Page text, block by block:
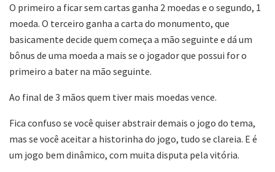
O primeiro a ficar sem cartas ganha 2 moedas e o segundo, 1
moeda. O terceiro ganha a carta do monumento, que
basicamente decide quem começa a mão seguinte e dá um
bônus de uma moeda a mais se o jogador que possui for o
primeiro a bater na mão seguinte.
Ao final de 3 mãos quem tiver mais moedas vence.
Fica confuso se você quiser abstrair demais o jogo do tema,
mas se você aceitar a historinha do jogo, tudo se clareia. E é
um jogo bem dinâmico, com muita disputa pela vitória.